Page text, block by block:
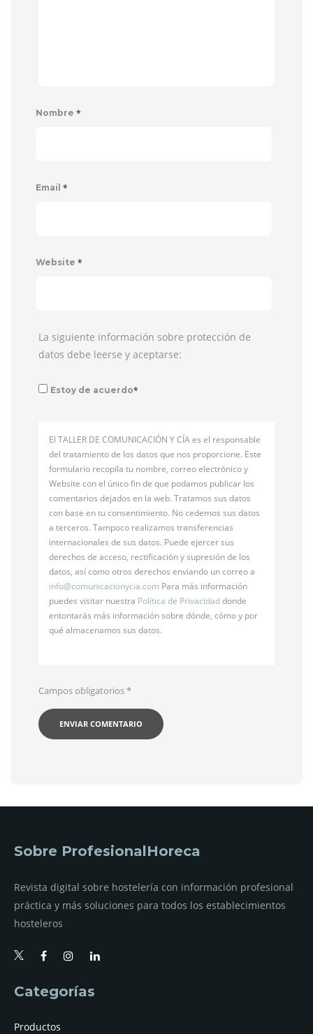
Nombre *
Email *
Website *
La siguiente información sobre protección de
datos debe leerse y aceptarse:
Estoy de acuerdo*
El TALLER DE COMUNICACIÓN Y CÍA es el responsable
del tratamiento de los datos que nos proporcione. Este
formulario recopila tu nombre, correo electrónico y
Website con el único fin de que podamos publicar los
comentarios dejados en la web. Tratamos sus datos
con base en tu consentimiento. No cedemos sus datos
a terceros. Tampoco realizamos transferencias
internacionales de sus datos. Puede ejercer sus
derechos de acceso, rectificación y supresión de los
datos, así como otros derechos enviando un correo a
info@comunicacionycia.com Para más información
puedes visitar nuestra Política de Privacidaddonde
entontarás más información sobre dónde, cómo y por
qué almacenamos sus datos.
Campos obligatorios*
Sobre ProfesionalHoreca
Revista digital sobre hostelería con información profesional
práctica y más soluciones para todos los establecimientos
hosteleros
Categorías
Productos